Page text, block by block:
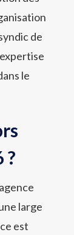
de
le
?
large
est